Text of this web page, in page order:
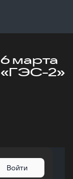
6 марта
«ГЭС-2»
Войти